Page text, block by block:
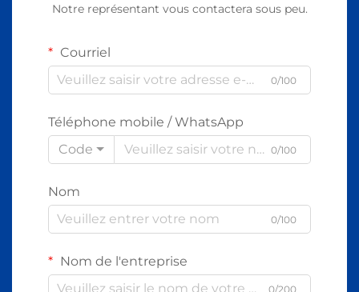
Notre représentant vous contactera sous peu.
Courriel
0/100
Téléphone mobile / WhatsApp
Code
0/100
Nom
0/100
Nom de l'entreprise
0/200